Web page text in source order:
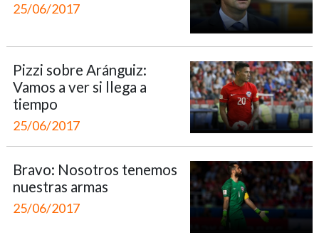
25/06/2017
Pizzi sobre Aránguiz:
Vamos a ver si llega a
tiempo
25/06/2017
Bravo: Nosotros tenemos
nuestras armas
25/06/2017